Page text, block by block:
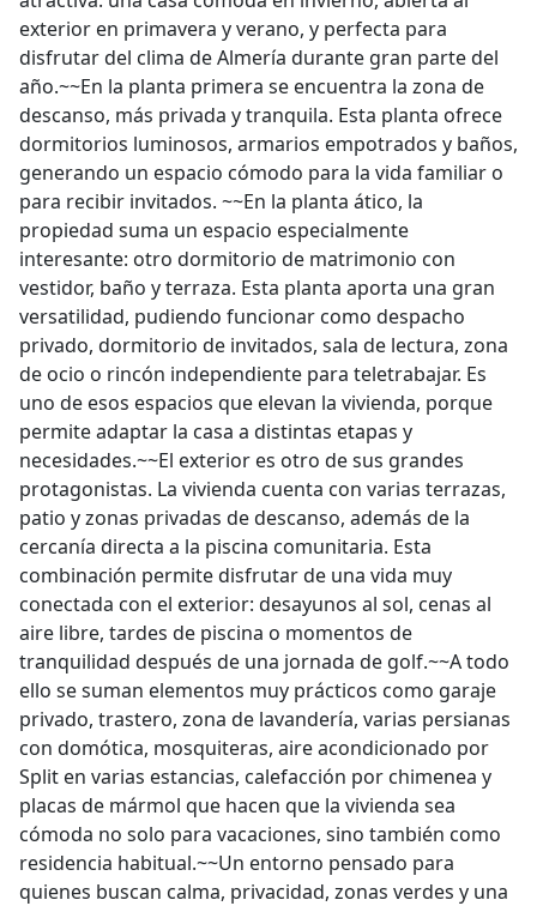
exterior en primavera y verano, y perfecta para
disfrutar del clima de Almería durante gran parte del
año.~~En la planta primera se encuentra la zona de
descanso, más privada y tranquila. Esta planta ofrece
dormitorios luminosos, armarios empotrados y baños,
generando un espacio cómodo para la vida familiar o
para recibir invitados. ~~En la planta ático, la
propiedad suma un espacio especialmente
interesante: otro dormitorio de matrimonio con
vestidor, baño y terraza. Esta planta aporta una gran
versatilidad, pudiendo funcionar como despacho
privado, dormitorio de invitados, sala de lectura, zona
de ocio o rincón independiente para teletrabajar. Es
uno de esos espacios que elevan la vivienda, porque
permite adaptar la casa a distintas etapas y
necesidades.~~El exterior es otro de sus grandes
protagonistas. La vivienda cuenta con varias terrazas,
patio y zonas privadas de descanso, además de la
cercanía directa a la piscina comunitaria. Esta
combinación permite disfrutar de una vida muy
conectada con el exterior: desayunos al sol, cenas al
aire libre, tardes de piscina o momentos de
tranquilidad después de una jornada de golf.~~A todo
ello se suman elementos muy prácticos como garaje
privado, trastero, zona de lavandería, varias persianas
con domótica, mosquiteras, aire acondicionado por
Split en varias estancias, calefacción por chimenea y
placas de mármol que hacen que la vivienda sea
cómoda no solo para vacaciones, sino también como
residencia habitual.~~Un entorno pensado para
quienes buscan calma, privacidad, zonas verdes y una